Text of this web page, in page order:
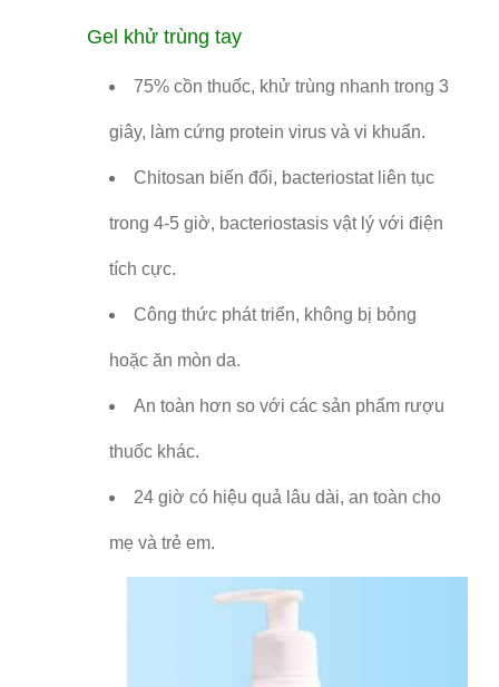
Gel khử trùng tay
75% cồn thuốc, khử trùng nhanh trong 3
giây, làm cứng protein virus và vi khuẩn.
Chitosan biến đổi, bacteriostat liên tục
trong 4-5 giờ, bacteriostasis vật lý với điện
tích cực.
Công thức phát triển, không bị bỏng
hoặc ăn mòn da.
An toàn hơn so với các sản phẩm rượu
thuốc khác.
24 giờ có hiệu quả lâu dài, an toàn cho
mẹ và trẻ em.